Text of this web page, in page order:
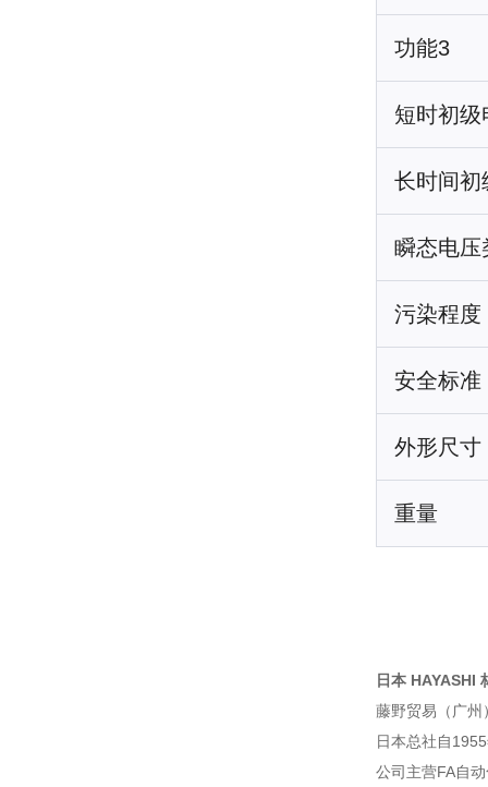
功能3
短时初级
长时间初
瞬态电压
污染程度
安全标准
外形尺寸
重量
日本 HAYASHI
藤野贸易（广州
日本总社自
公司主营FA自